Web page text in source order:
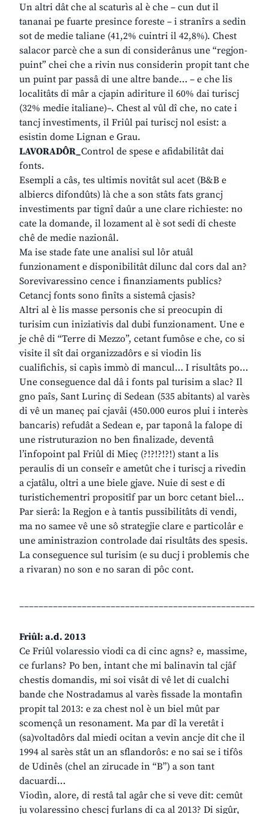
Un altri dât che al scaturìs al è che – cun dut il
tananai pe fuarte presince foreste – i stranîrs a sedin
sot de medie taliane (41,2% cuintri il 42,8%). Chest
salacor parcè che a sun di considerânus une “regjon-
puint” chei che a rivin nus considerin propit tant che
un puint par passâ di une altre bande… – e che lis
localitâts di mâr a cjapin adiriture il 60% dai turiscj
(32% medie italiane)–. Chest al vûl dî che, no cate i
tancj investiments, il Friûl pai turiscj nol esist: a
esistin dome Lignan e Grau.
LAVORADÔR_Control de spese e afidabilitât dai
fonts.
Esempli a câs, tes ultimis novitât sul acet (B&B e
albiercs difondûts) là che a son stâts fats grancj
investiments par tignî daûr a une clare richieste: no
cate la domande, il lozament al è sot sedi di cheste
chê de medie nazionâl.
Ma ise stade fate une analisi sul lôr atuâl
funzionament e disponibilitât dilunc dal cors dal an?
Sorevivaressino cence i finanziaments publics?
Cetancj fonts sono finîts a sistemâ cjasis?
Altri al è lis masse personis che si preocupin di
turisim cun iniziativis dal dubi funzionament. Une e
je chê di “Terre di Mezzo”, cetant fumôse e che, co si
visite il sît dai organizzadôrs e si viodin lis
cualifichis, si capìs immò di mancul… I risultâts po…
Une conseguence dal dâ i fonts pal turisim a slac? Il
gno paîs, Sant Lurinç di Sedean (535 abitants) al varès
di vê un maneç pai cjavâi (450.000 euros plui i interès
bancaris) refudât a Sedean e, par taponâ la falope di
une ristruturazion no ben finalizade, deventâ
l’infopoint pal Friûl di Mieç (?!?!?!?!) stant a lis
peraulis di un conseîr e ametût che i turiscj a rivedin
a cjatâlu, oltri a une biele gjave. Nuie di sest e di
turistichementri propositîf par un borc cetant biel…
Par sierâ: la Regjon e à tantis pussibilitâts di vendi,
ma no samee vê une sô strategjie clare e particolâr e
une aministrazion controlade dai risultâts des spesis.
La conseguence sul turisim (e su ducj i problemis che
a rivaran) no son e no saran di pôc cont.
_________________________________________________
Friûl: a.d. 2013
Ce Friûl volaressio viodi ca di cinc agns? e, massime,
ce furlans? Po ben, intant che mi balinavin tal cjâf
chestis domandis, mi soi visât di vê let di cualchi
bande che Nostradamus al varès fissade la montafin
propit tal 2013: e za chest nol è un biel mût par
scomençâ un resonament. Ma par dî la veretât i
(sa)voltadôrs dal miedi ocitan a vevin ancje dit che il
1994 al sarès stât un an sflandorôs: e no sai se i tifôs
de Udinês (chel an zirucade in “B”) a son tant
dacuardi…
Viodìn, alore, di restâ tal agâr che si veve dit: cemût
ju volaressino chescj furlans di ca al 2013? Di sigûr,